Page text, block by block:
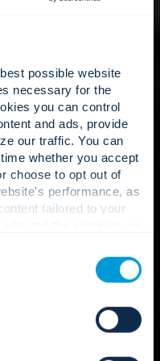
possible website
necessary for the
you can control
and ads, provide
our traffic. You can
whether you accept
choose to opt out of
performance, as
tailored to your
for more information
with.
después de la
Mediante
remota y
resolvemos
su
los riesgos y
proactivo,